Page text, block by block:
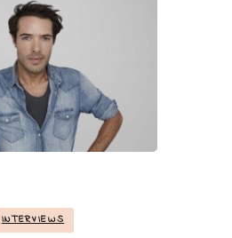
INTERVIEWS